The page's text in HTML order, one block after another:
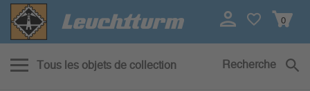
0
Tous les objets de collection Recherche